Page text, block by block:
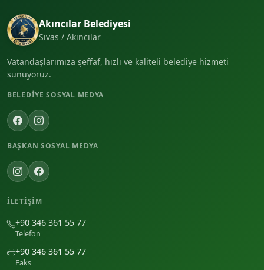
Akıncılar Belediyesi
Sivas / Akıncılar
Vatandaşlarımıza şeffaf, hızlı ve kaliteli belediye hizmeti
sunuyoruz.
BELEDIYE SOSYAL MEDYA
BAŞKAN SOSYAL MEDYA
İLETIŞIM
+90 346 361 55 77
Telefon
+90 346 361 55 77
Faks